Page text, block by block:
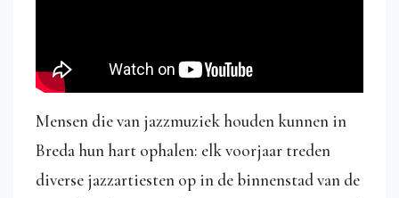
Mensen die van jazzmuziek houden kunnen in
Breda hun hart ophalen: elk voorjaar treden
diverse jazzartiesten op in de binnenstad van de